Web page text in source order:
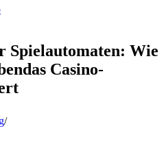
Spielautomaten: Wie
Casino-